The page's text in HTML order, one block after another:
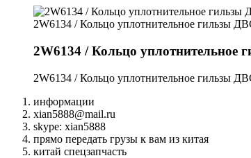
2W6134 / Кольцо уплотнительное гильзы
2W6134 / Кольцо уплотнительное
2W6134 / Кольцо уплотнительное гильзы
информации
xian5888@mail.ru
skype: xian5888
прямо передать грузы к вам из китая
китай спецзапчасть